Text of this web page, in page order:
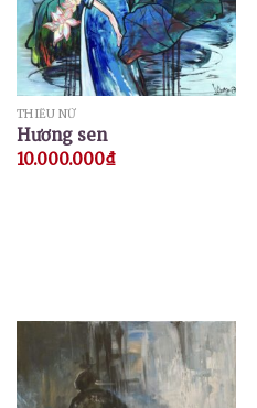
THIẾU NỮ
Hương sen
10.000.000₫